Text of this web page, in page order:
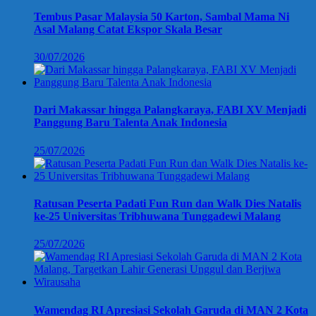
Tembus Pasar Malaysia 50 Karton, Sambal Mama Ni
Asal Malang Catat Ekspor Skala Besar
30/07/2026
Dari Makassar hingga Palangkaraya, FABI XV Menjadi
Panggung Baru Talenta Anak Indonesia
25/07/2026
Ratusan Peserta Padati Fun Run dan Walk Dies Natalis
ke-25 Universitas Tribhuwana Tunggadewi Malang
25/07/2026
Wamendag RI Apresiasi Sekolah Garuda di MAN 2 Kota